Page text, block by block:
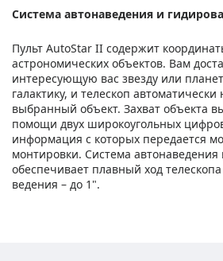
Система автонаведения и
Пульт AutoStar II содержит
астрономических объектов. Вам
интересующую вас звезду или
галактику, и телескоп автоматически
выбранный объект. Захват объекта
помощи двух широкоугольных
информация с которых передается
монтировки. Система автонаведения
обеспечивает плавный ход
ведения – до 1".